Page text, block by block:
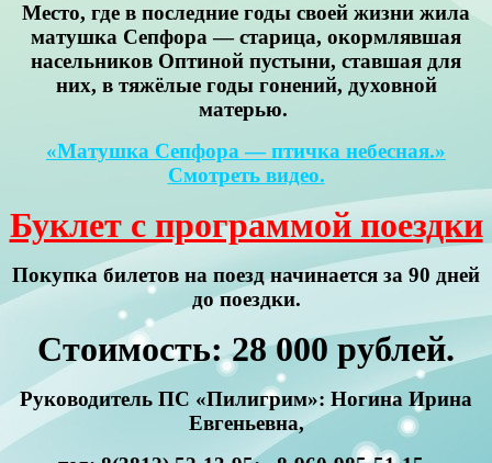
Место, где в последние годы своей жизни жила
матушка Сепфора — старица, окормлявшая
насельников Оптиной пустыни, ставшая для
них, в тяжёлые годы гонений, духовной
матерью.
«Матушка Сепфора — птичка небесная.»
Смотреть видео.
Буклет c программой поездки
Покупка билетов на поезд начинается за 90 дней
до поездки.
Cтоимость: 28 000 рублей.
Руководитель ПС «Пилигрим»: Ногина Ирина
Евгеньевна,